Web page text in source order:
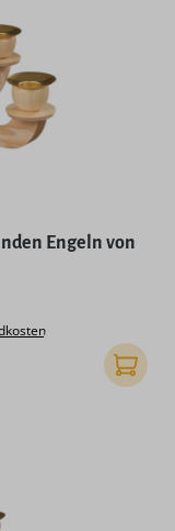
Engeln von
In den